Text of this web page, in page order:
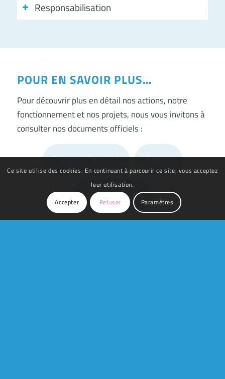
Responsabilisation
POUR EN SAVOIR PLUS…
Pour découvrir plus en détail nos actions, notre
fonctionnement et nos projets, nous vous invitons à
consulter nos documents officiels :
Rapport d’activité Statuts
Projet associatif
Ce site utilise des cookies. En continuant à parcourir ce site, vous acceptez
leur utilisation.
Accepter
Refuser Paramètres